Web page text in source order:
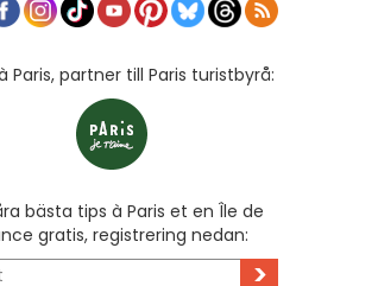
Paris, partner till Paris turistbyrå:
bästa tips à Paris et en Île de
gratis, registrering nedan:
>